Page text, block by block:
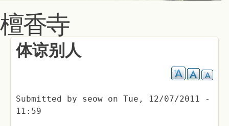
檀香寺
体谅别人
Submitted by seow on Tue, 12/07/2011 -
11:59